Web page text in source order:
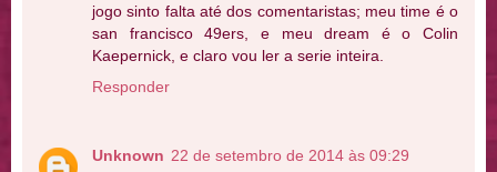
jogo sinto falta até dos comentaristas; meu time é o
san francisco 49ers, e meu dream é o Colin
Kaepernick, e claro vou ler a serie inteira.
Responder
Unknown 22 de setembro de 2014 às 09:29